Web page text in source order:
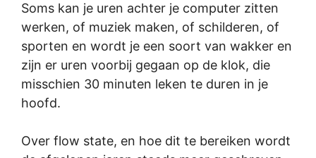
Soms kan je uren achter je computer zitten
werken, of muziek maken, of schilderen, of
sporten en wordt je een soort van wakker en
zijn er uren voorbij gegaan op de klok, die
misschien 30 minuten leken te duren in je
hoofd.
Over flow state, en hoe dit te bereiken wordt